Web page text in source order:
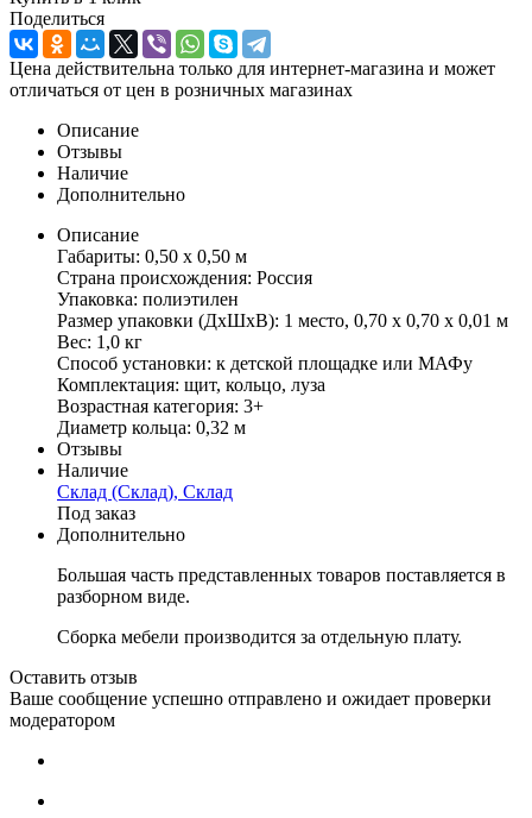
Поделиться
Цена действительна только для интернет-магазина и может
отличаться от цен в розничных магазинах
Описание
Отзывы
Наличие
Дополнительно
Описание
Габариты: 0,50 х 0,50 м
Страна происхождения: Россия
Упаковка: полиэтилен
Размер упаковки (ДхШхВ): 1 место, 0,70 х 0,70 х 0,01 м
Вес: 1,0 кг
Способ установки: к детской площадке или МАФу
Комплектация: щит, кольцо, луза
Возрастная категория: 3+
Диаметр кольца: 0,32 м
Отзывы
Наличие
Склад (Склад), Склад
Под заказ
Дополнительно
Большая часть представленных товаров поставляется в
разборном виде.
Сборка мебели производится за отдельную плату.
Оставить отзыв
Ваше сообщение успешно отправлено и ожидает проверки
модератором